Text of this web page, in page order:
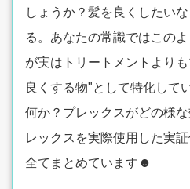
しょうか？髪を良くしたい
る。あなたの常識ではこの
が実はトリートメントより
良くする物"として特化して
何か？プレックスがどの様
レックスを実際使用した実
全てまとめています☻